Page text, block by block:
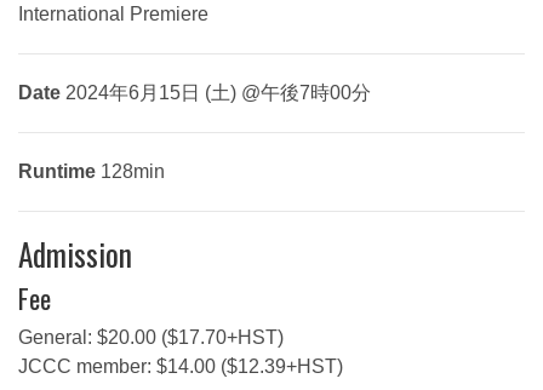
International Premiere
Date 2024年6月15日 (土) @午後7時00分
Runtime 128min
Admission
Fee
General: $20.00 ($17.70+HST)
JCCC member: $14.00 ($12.39+HST)